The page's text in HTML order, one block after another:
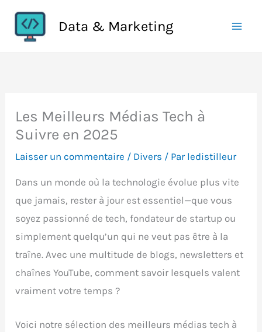
contenu
Data & Marketing
Les Meilleurs Médias Tech à
Suivre en 2025
Laisser un commentaire / Divers / Par ledistilleur
Dans un monde où la technologie évolue plus vite
que jamais, rester à jour est essentiel—que vous
soyez passionné de tech, fondateur de startup ou
simplement quelqu’un qui ne veut pas être à la
traîne. Avec une multitude de blogs, newsletters et
chaînes YouTube, comment savoir lesquels valent
vraiment votre temps ?
Voici notre sélection des meilleurs médias tech à